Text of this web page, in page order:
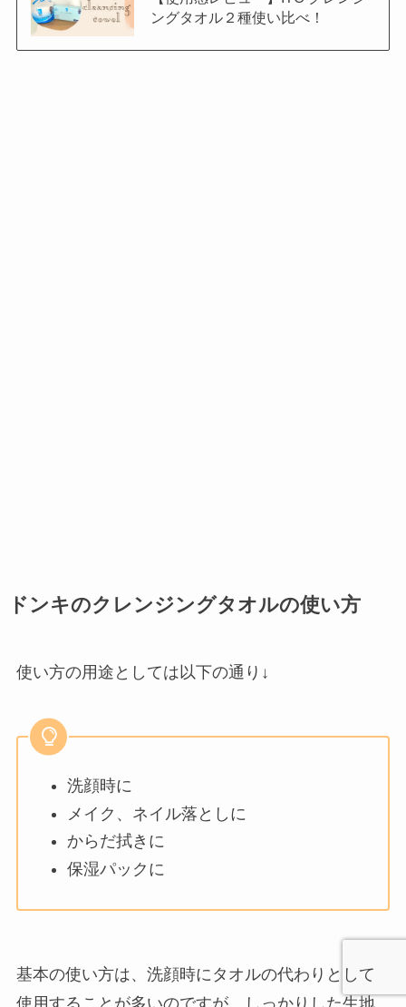
ングタオル２種使い比べ！
ドンキのクレンジングタオルの使い方
使い方の用途としては以下の通り↓
洗顔時に
メイク、ネイル落としに
からだ拭きに
保湿パックに
基本の使い方は、洗顔時にタオルの代わりとして
使用することが多いのですが、しっかりした生地